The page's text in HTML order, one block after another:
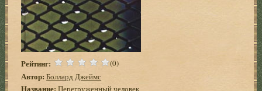
Рейтинг: (0)
Автор: Боллард Джеймс
Название: Перегруженный человек